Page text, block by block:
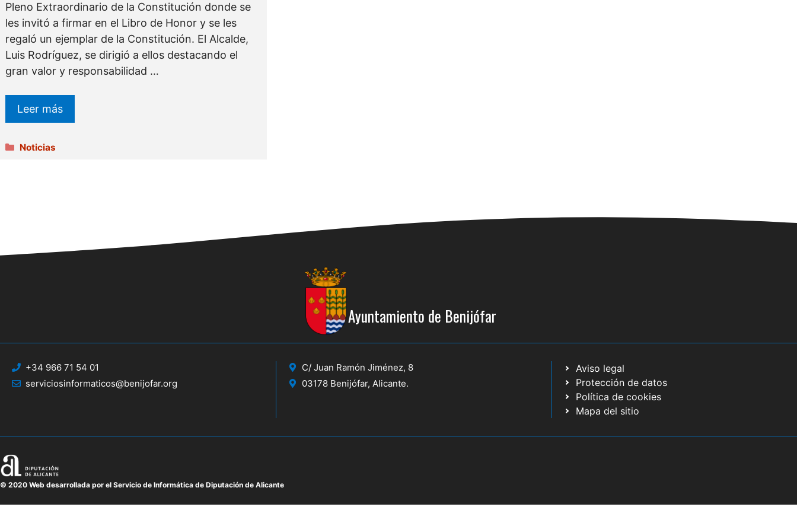
Pleno Extraordinario de la Constitución donde se
les invitó a firmar en el Libro de Honor y se les
regaló un ejemplar de la Constitución. El Alcalde,
Luis Rodríguez, se dirigió a ellos destacando el
gran valor y responsabilidad …
Leer más
Categorías
Noticias
Ayuntamiento de Benijófar
+34 966 71 54 01
serviciosinformaticos@benijofar.org
C/ Juan Ramón Jiménez, 8
03178 Benijófar, Alicante.
Aviso legal
Protección de datos
Política de cookies
Mapa del sitio
© 2020 Web desarrollada por el Servicio de Informática de Diputación de Alicante